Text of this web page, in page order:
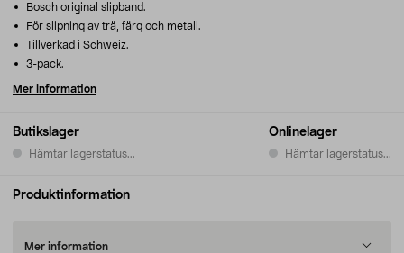
Butikslager
Hämtar lagerstatus...
Onlinelager
Hämtar lagerstatus...
Bosch original slipband.
För slipning av trä, färg och metall.
Tillverkad i Schweiz.
3-pack.
Mer information
Produktinformation
Mer information